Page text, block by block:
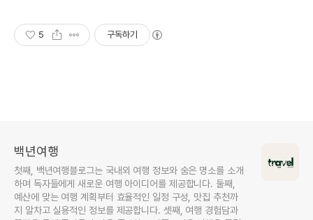
5 구독하기
백년여행
첫째, 백년여행블로그는 국내외 여행 정보와 숨은 명소를 소개
하며 독자들에게 새로운 여행 아이디어를 제공합니다. 둘째,
예산에 맞는 여행 계획부터 효율적인 일정 구성, 맛집 추천까
지 알차고 실용적인 정보를 제공합니다. 셋째, 여행 경험담과